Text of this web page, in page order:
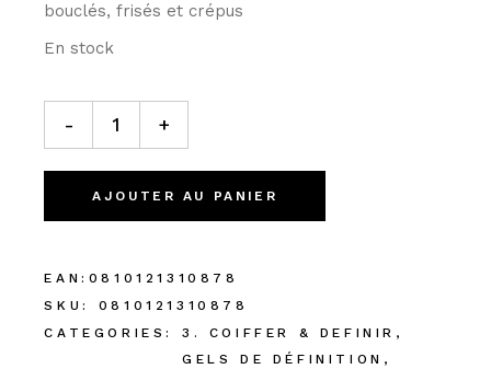
bouclés, frisés et crépus
En stock
- +
AJOUTER AU PANIER
EAN: 0810121310878
SKU:
0810121310878
CATEGORIES:
3. COIFFER & DEFINIR ,
GELS DE DÉFINITION ,